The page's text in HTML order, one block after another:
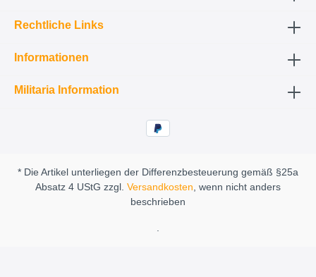
Rechtliche Links
Informationen
Militaria Information
* Die Artikel unterliegen der Differenzbesteuerung gemäß §25a
Absatz 4 UStG zzgl. Versandkosten, wenn nicht anders
beschrieben
.